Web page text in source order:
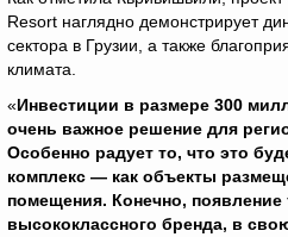
Resort наглядно демонстрирует
сектора в Грузии, а также
климата.
«Инвестиции в размере 300
очень важное решение для
Особенно радует то, что это
комплекс — как объекты
помещения. Конечно, появление
высококлассного бренда, в